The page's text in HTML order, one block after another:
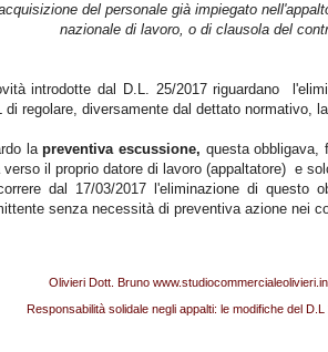
del personale già impiegato
nazionale di lavoro, o di clausola del
introdotte dal D.L. 25/2017 riguardano
di regolare, diversamente dal dettato normativo,
lapreventiva escussione, questa obbligava,
verso il proprio datore di lavoro (appaltatore) e
dal 17/03/2017 l'eliminazione di questo
senza necessità di preventiva azione nei
Olivieri Dott. Bruno
Responsabilità solidale negli appalti: le modifiche del